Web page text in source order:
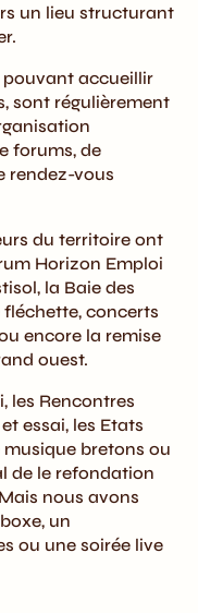
un lieu structurant
pouvant accueillir
sont régulièrement
forums, de
rendez-vous
du territoire ont
Horizon Emploi
la Baie des
concerts
encore la remise
ouest.
les Rencontres
essai, les Etats
bretons ou
de le refondation
nous avons
un
ou une soirée live